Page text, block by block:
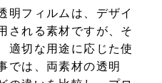
明フィルムは、デザイ
される素材ですが、そ
適切な用途に応じた使
では、両素材の透明